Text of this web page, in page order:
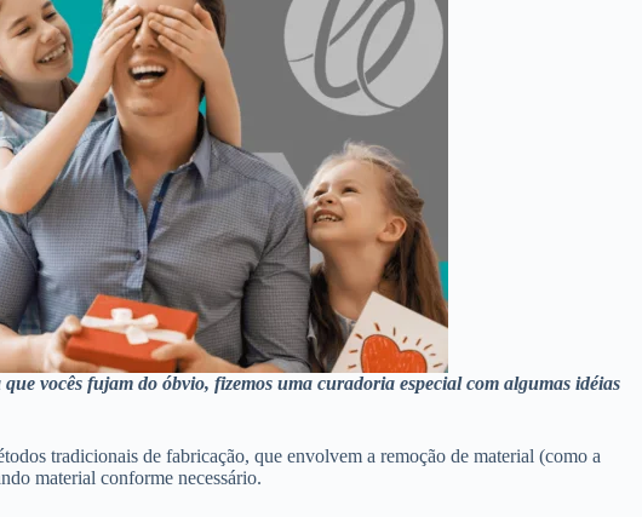
vocês fujam do óbvio, fizemos uma curadoria especial com algumas idéias
tradicionais de fabricação, que envolvem a remoção de material (como a
material conforme necessário.